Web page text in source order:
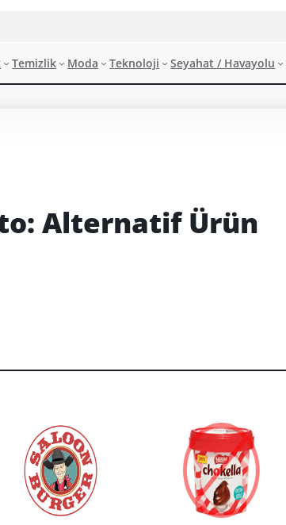
Temizlik Moda Teknoloji Seyahat / Havayolu
Alternatif Ürün